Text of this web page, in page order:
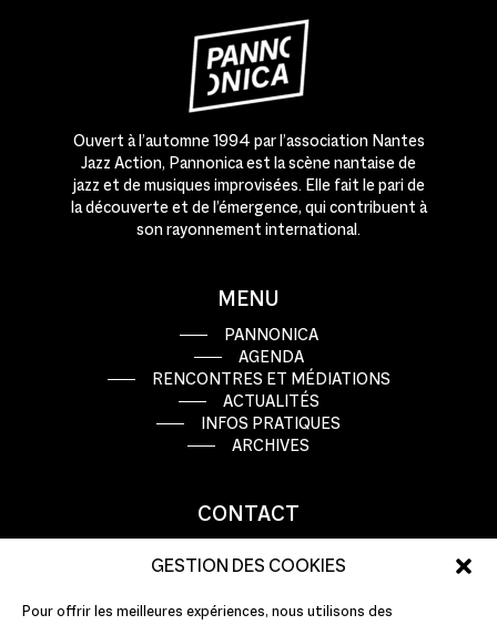
GESTION DES COOKIES
Pour offrir les meilleures expériences, nous utilisons des
Ouvert à l’automne 1994 par l’association Nantes
Jazz Action, Pannonica est la scène nantaise de
jazz et de musiques improvisées. Elle fait le pari de
la découverte et de l’émergence, qui contribuent à
son rayonnement international.
MENU
PANNONICA
AGENDA
RENCONTRES ET MÉDIATIONS
ACTUALITÉS
INFOS PRATIQUES
ARCHIVES
CONTACT
44000 Nantes
T : +33 (0)2 51 72 10 10